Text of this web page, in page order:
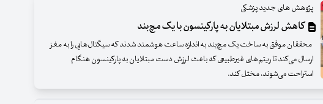
پژوهش های جدید پزشکی
کاهش لرزش مبتلایان به پارکینسون با یک مچ‌بند
محققان موفق به ساخت یک مچ‌بند به اندازه ساعت هوشمند شدند که سیگنال‌هایی را به مغز
ارسال می‌کند تا ریتم‌های غیرطبیعی که باعث لرزش دست مبتلایان به پارکینسون هنگام
استراحت می‌شوند، مختل کند.